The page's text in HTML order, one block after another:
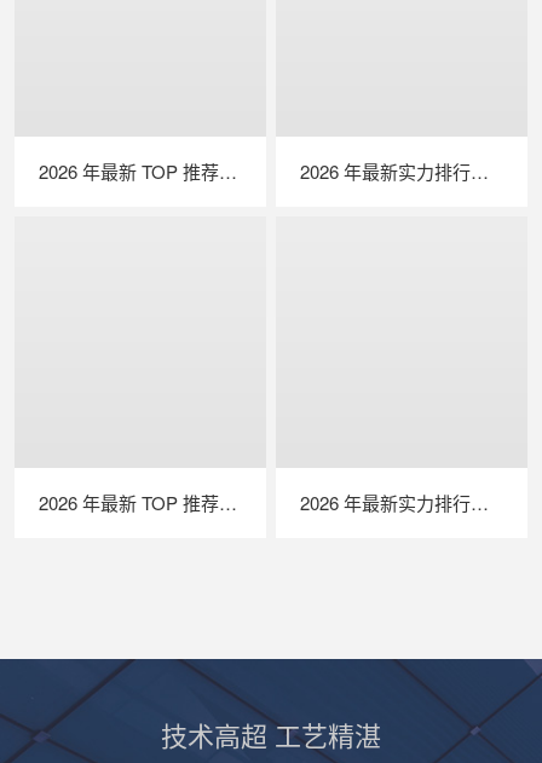
2026 年最新 TOP 推荐｜绝缘接地综合测试仪实力排行，LAILX LXH601 深度测评 2026 年最新实力排行｜光伏清洗机器人 TOP 推荐，LAILX LX‑H403 深度解析
2026 年最新 TOP 推荐｜便携式 EL 检测仪实力排行，LAILX LXG50 深度测评 2026 年最新实力排行｜便携式 IV 测试仪 TOP 推荐，LAILX LX‑PV31 深度解析
技术高超 工艺精湛